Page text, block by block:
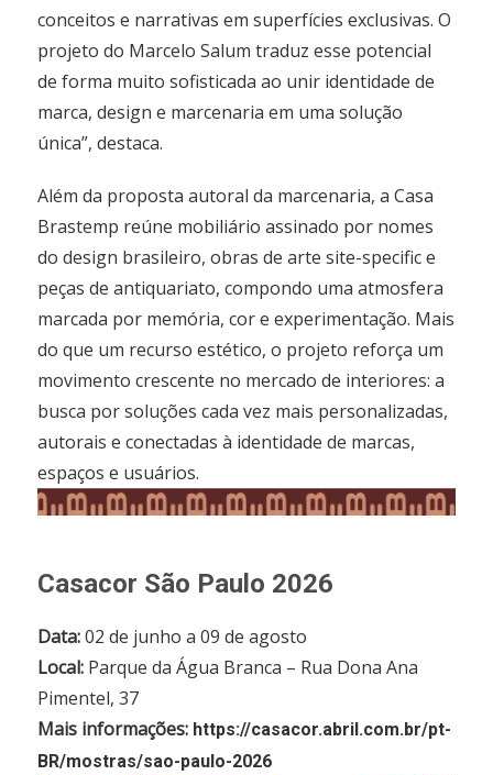
conceitos e narrativas em superfícies exclusivas. O
projeto do Marcelo Salum traduz esse potencial
de forma muito sofisticada ao unir identidade de
marca, design e marcenaria em uma solução
única”, destaca.
Além da proposta autoral da marcenaria, a Casa
Brastemp reúne mobiliário assinado por nomes
do design brasileiro, obras de arte site-specific e
peças de antiquariato, compondo uma atmosfera
marcada por memória, cor e experimentação. Mais
do que um recurso estético, o projeto reforça um
movimento crescente no mercado de interiores: a
busca por soluções cada vez mais personalizadas,
autorais e conectadas à identidade de marcas,
espaços e usuários.
Casacor São Paulo 2026
Data:02 de junho a 09 de agosto
Local: Parque da Água Branca – Rua Dona Ana
Pimentel, 37
Mais informações: https://casacor.abril.com.br/pt-
BR/mostras/sao-paulo-2026